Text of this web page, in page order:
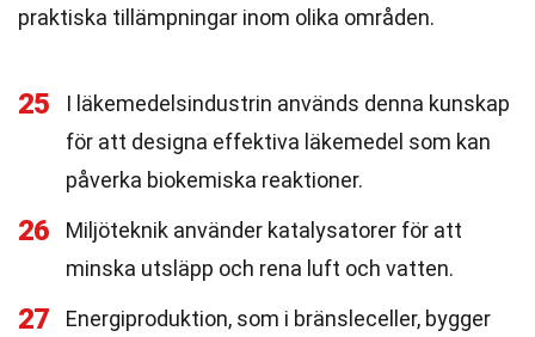
praktiska tillämpningar inom olika områden.
25
I läkemedelsindustrin används denna kunskap
för att designa effektiva läkemedel som kan
påverka biokemiska reaktioner.
26
Miljöteknik använder katalysatorer för att
minska utsläpp och rena luft och vatten.
27
Energiproduktion, som i bränsleceller, bygger